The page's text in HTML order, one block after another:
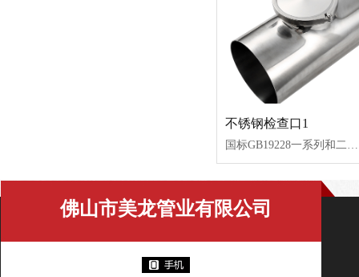
不锈钢检查口1
佛山市美龙管业有限公司